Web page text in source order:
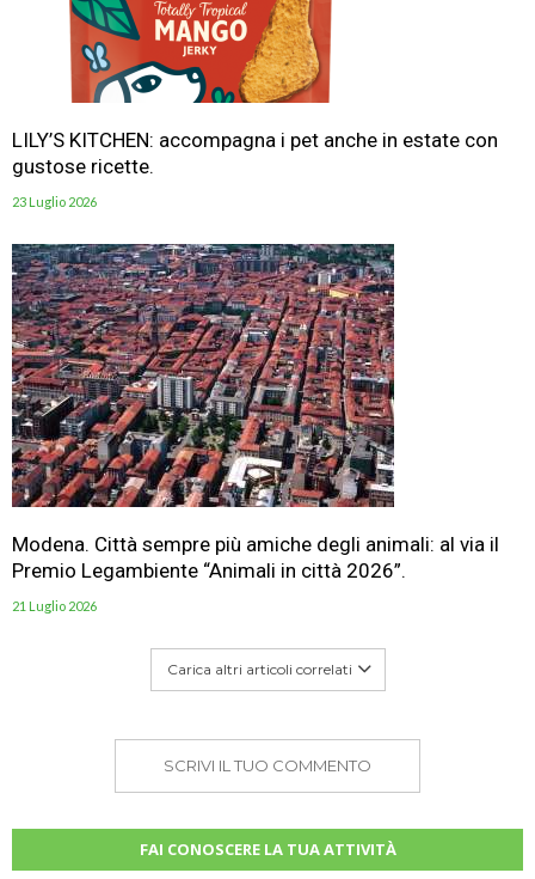
LILY’S KITCHEN: accompagna i pet anche in estate con
gustose ricette.
23 Luglio 2026
Modena. Città sempre più amiche degli animali: al via il
Premio Legambiente “Animali in città 2026”.
21 Luglio 2026
Carica altri articoli correlati
SCRIVI IL TUO COMMENTO
FAI CONOSCERE LA TUA ATTIVITÀ